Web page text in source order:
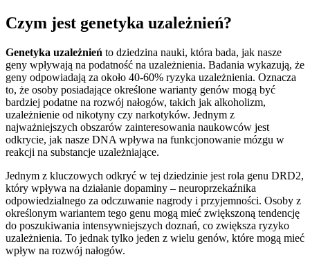
Czym jest genetyka uzależnień?
Genetyka uzależnień to dziedzina nauki, która bada, jak nasze
geny wpływają na podatność na uzależnienia. Badania wykazują, że
geny odpowiadają za około 40-60% ryzyka uzależnienia. Oznacza
to, że osoby posiadające określone warianty genów mogą być
bardziej podatne na rozwój nałogów, takich jak alkoholizm,
uzależnienie od nikotyny czy narkotyków. Jednym z
najważniejszych obszarów zainteresowania naukowców jest
odkrycie, jak nasze DNA wpływa na funkcjonowanie mózgu w
reakcji na substancje uzależniające.
Jednym z kluczowych odkryć w tej dziedzinie jest rola genu DRD2,
który wpływa na działanie dopaminy – neuroprzekaźnika
odpowiedzialnego za odczuwanie nagrody i przyjemności. Osoby z
określonym wariantem tego genu mogą mieć zwiększoną tendencję
do poszukiwania intensywniejszych doznań, co zwiększa ryzyko
uzależnienia. To jednak tylko jeden z wielu genów, które mogą mieć
wpływ na rozwój nałogów.